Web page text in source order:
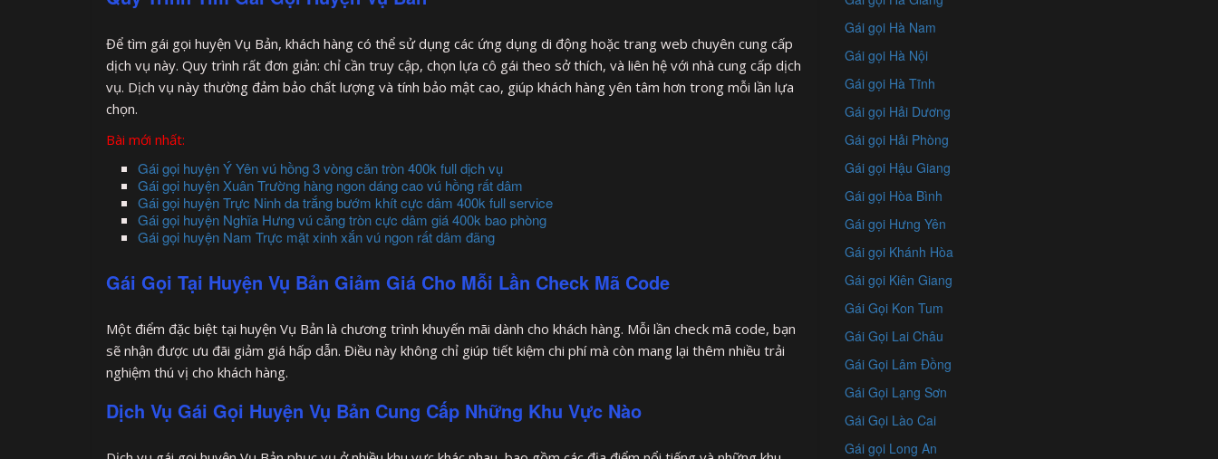
Để tìm gái gọi huyện Vụ Bản, khách hàng có thể sử dụng các ứng dụng di động hoặc trang web chuyên cung cấp
dịch vụ này. Quy trình rất đơn giản: chỉ cần truy cập, chọn lựa cô gái theo sở thích, và liên hệ với nhà cung cấp dịch
vụ. Dịch vụ này thường đảm bảo chất lượng và tính bảo mật cao, giúp khách hàng yên tâm hơn trong mỗi lần lựa
chọn.
Bài mới nhất:
Gái gọi huyện Ý Yên vú hồng 3 vòng căn tròn 400k full dịch vụ
Gái gọi huyện Xuân Trường hàng ngon dáng cao vú hồng rất dâm
Gái gọi huyện Trực Ninh da trắng bướm khít cực dâm 400k full service
Gái gọi huyện Nghĩa Hưng vú căng tròn cực dâm giá 400k bao phòng
Gái gọi huyện Nam Trực mặt xinh xắn vú ngon rất dâm đãng
Gái Gọi Tại Huyện Vụ Bản Giảm Giá Cho Mỗi Lần Check Mã Code
Một điểm đặc biệt tại huyện Vụ Bản là chương trình khuyến mãi dành cho khách hàng. Mỗi lần check mã code, bạn
sẽ nhận được ưu đãi giảm giá hấp dẫn. Điều này không chỉ giúp tiết kiệm chi phí mà còn mang lại thêm nhiều trải
nghiệm thú vị cho khách hàng.
Dịch Vụ Gái Gọi Huyện Vụ Bản Cung Cấp Những Khu Vực Nào
Gái gọi Hà Nam
Gái gọi Hà Nội
Gái gọi Hà Tĩnh
Gái gọi Hải Dương
Gái gọi Hải Phòng
Gái gọi Hậu Giang
Gái gọi Hòa Bình
Gái gọi Hưng Yên
Gái gọi Khánh Hòa
Gái gọi Kiên Giang
Gái Gọi Kon Tum
Gái Gọi Lai Châu
Gái Gọi Lâm Đồng
Gái Gọi Lạng Sơn
Gái Gọi Lào Cai
Gái gọi Long An